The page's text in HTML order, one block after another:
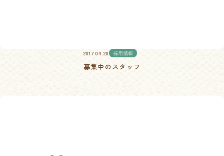
2017.04.20 採用情報
募集中のスタッフ